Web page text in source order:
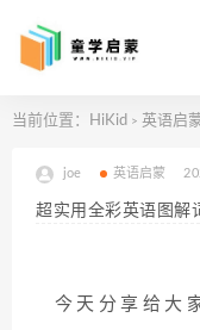
当前位置： HiKid > 英语启
joe 英语启蒙
超实用全彩英语图解
今天分享给大